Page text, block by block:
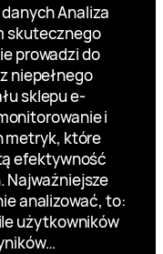
Analiza
skutecznego
prowadzi do
niepełnego
sklepu e-
i
metryk, które
efektywność
Najważniejsze
analizować, to:
użytkowników